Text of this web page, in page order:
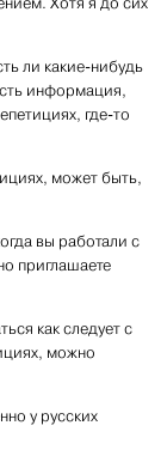
ли какие-нибудь
информация,
где-то
может быть,
вы работали с
приглашаете
как следует с
можно
у русских